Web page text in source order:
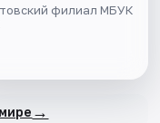
филиал МБУК
→